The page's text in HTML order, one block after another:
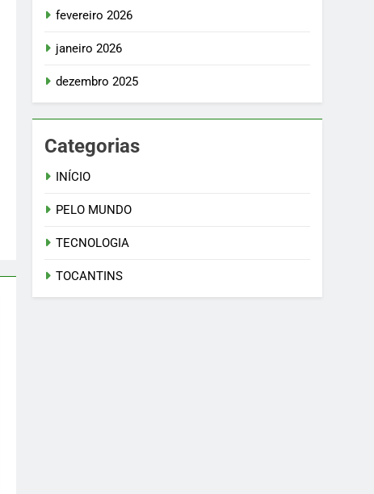
fevereiro 2026
janeiro 2026
dezembro 2025
Categorias
INÍCIO
PELO MUNDO
TECNOLOGIA
TOCANTINS